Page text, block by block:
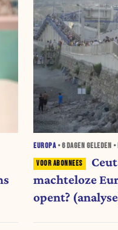
EUROPA•6 DAGEN GELEDEN
machteloze
opent?